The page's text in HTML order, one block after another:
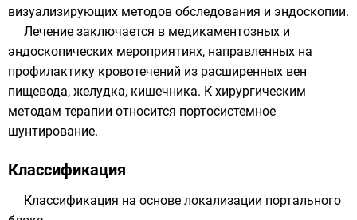
визуализирующих методов обследования и эндоскопии.
Лечение заключается в медикаментозных и
эндоскопических мероприятиях, направленных на
профилактику кровотечений из расширенных вен
пищевода, желудка, кишечника. К хирургическим
методам терапии относится портосистемное
шунтирование.
Классификация
Классификация на основе локализации портального